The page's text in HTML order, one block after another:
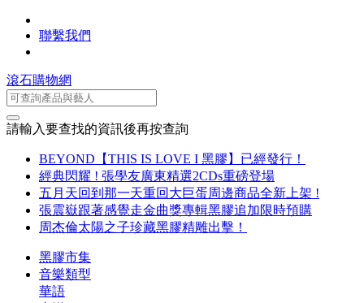
聯繫我們
滾石購物網
請輸入要查找的資訊後再按查詢
BEYOND【THIS IS LOVE I 黑膠】已經發行！
經典閃耀 ! 張學友廣東精選2CDs重磅登場
五月天回到那一天重回大巨蛋周邊商品全新上架 !
張震嶽跟著感覺走金曲獎專輯黑膠追加限時預購
周杰倫太陽之子珍藏黑膠精雕出擊！
黑膠市集
音樂類型
華語